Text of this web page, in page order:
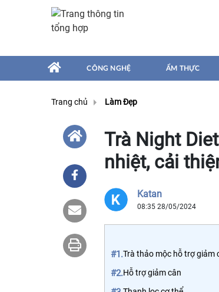
CÔNG NGHỆ ẨM THỰC
Trang chủ Làm Đẹp
Trà Night
nhiệt, cải
Katan
08:35 28/05/2024
#1.Trà thảo mộc hỗ trợ giảm
#2.Hỗ trợ giảm cân